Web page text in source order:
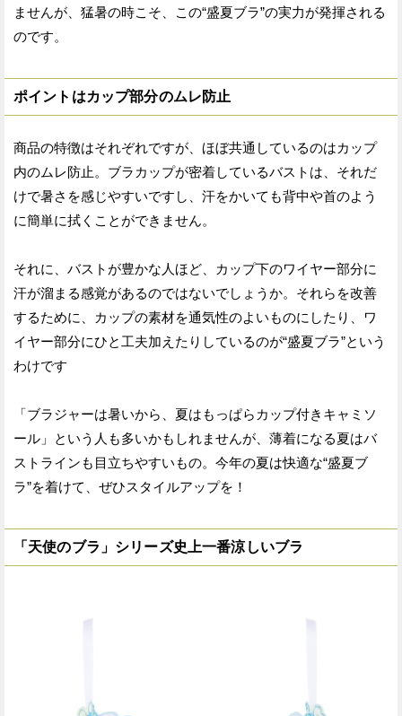
ませんが、猛暑の時こそ、この“盛夏ブラ”の実力が発揮される
のです。
ポイントはカップ部分のムレ防止
商品の特徴はそれぞれですが、ほぼ共通しているのはカップ
内のムレ防止。ブラカップが密着しているバストは、それだ
けで暑さを感じやすいですし、汗をかいても背中や首のよう
に簡単に拭くことができません。
それに、バストが豊かな人ほど、カップ下のワイヤー部分に
汗が溜まる感覚があるのではないでしょうか。それらを改善
するために、カップの素材を通気性のよいものにしたり、ワ
イヤー部分にひと工夫加えたりしているのが“盛夏ブラ”という
わけです
「ブラジャーは暑いから、夏はもっぱらカップ付きキャミソ
ール」という人も多いかもしれませんが、薄着になる夏はバ
ストラインも目立ちやすいもの。今年の夏は快適な“盛夏ブ
ラ”を着けて、ぜひスタイルアップを！
「天使のブラ」シリーズ史上一番涼しいブラ